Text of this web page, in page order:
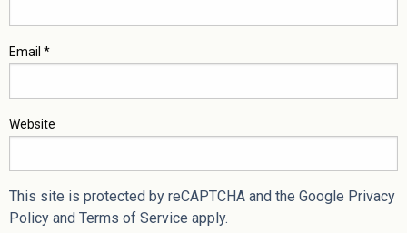
Email *
Website
This site is protected by reCAPTCHA and the Google Privacy
Policy and Terms of Service apply.